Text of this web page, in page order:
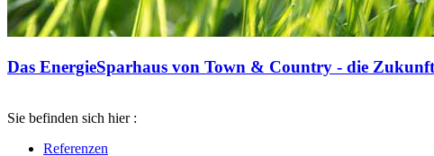
Das EnergieSparhaus von Town & Country - die
Sie befinden sich hier :
Referenzen